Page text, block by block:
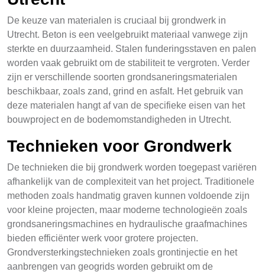
De keuze van materialen is cruciaal bij grondwerk in
Utrecht. Beton is een veelgebruikt materiaal vanwege zijn
sterkte en duurzaamheid. Stalen funderingsstaven en palen
worden vaak gebruikt om de stabiliteit te vergroten. Verder
zijn er verschillende soorten grondsaneringsmaterialen
beschikbaar, zoals zand, grind en asfalt. Het gebruik van
deze materialen hangt af van de specifieke eisen van het
bouwproject en de bodemomstandigheden in Utrecht.
Technieken voor Grondwerk
De technieken die bij grondwerk worden toegepast variëren
afhankelijk van de complexiteit van het project. Traditionele
methoden zoals handmatig graven kunnen voldoende zijn
voor kleine projecten, maar moderne technologieën zoals
grondsaneringsmachines en hydraulische graafmachines
bieden efficiënter werk voor grotere projecten.
Grondversterkingstechnieken zoals grontinjectie en het
aanbrengen van geogrids worden gebruikt om de